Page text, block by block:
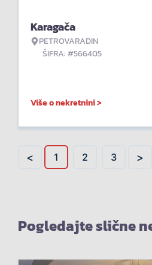
Karagača
PETROVARADIN
ŠIFRA: #566405
Više o nekretnini >
< 1 2 3 >
Pogledajte slične